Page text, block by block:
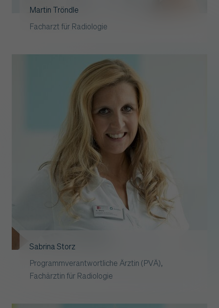
Martin Tröndle
Facharzt für Radiologie
Sabrina Storz
Programmverantwortliche Ärztin (PVÄ),
Fachärztin für Radiologie